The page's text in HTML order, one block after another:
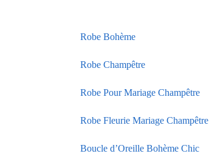
Robe Bohème
Robe Champêtre
Robe Pour Mariage Champêtre
Robe Fleurie Mariage Champêtre
Boucle d’Oreille Bohème Chic